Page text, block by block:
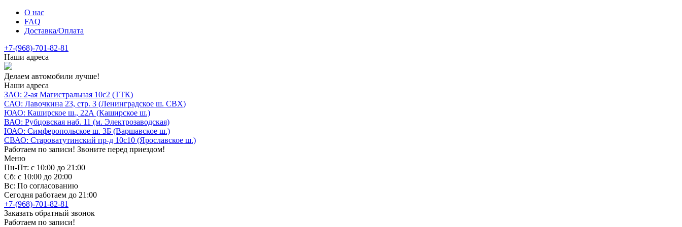
О нас
FAQ
Доставка/Оплата
+7-(968)-701-82-81
Наши адреса
Делаем автомобили лучше!
Наши адреса
ЗАО: 2-ая Магистральная 10с2 (ТТК)
САО: Лавочкина 23, стр. 3 (Ленинградское ш. СВХ)
ЮАО: Каширское ш., 22А (Каширское ш.)
ВАО: Рубцовская наб. 11 (м. Электрозаводская)
ЮАО: Симферопольское ш. 3Б (Варшавское ш.)
СВАО: Староватутинский пр-д 10с10 (Ярославское ш.)
Работаем по записи! Звоните перед приездом!
Меню
Пн-Пт: с 10:00 до 21:00
Сб: с 10:00 до 20:00
Вс: По согласованию
Сегодня работаем до 21:00
+7-(968)-701-82-81
Заказать обратный звонок
Работаем по записи!